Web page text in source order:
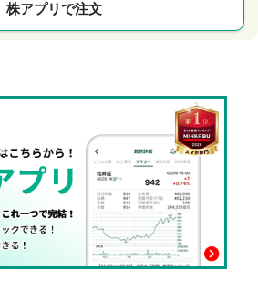
株アプリで注文